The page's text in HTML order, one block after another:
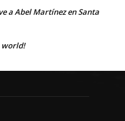
a Abel Martínez en Santa
world!